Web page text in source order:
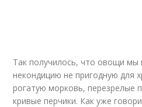
Так получилось, что овощи мы
некондицию не пригодную для
рогатую морковь, перезрелые
кривые перчики. Как уже